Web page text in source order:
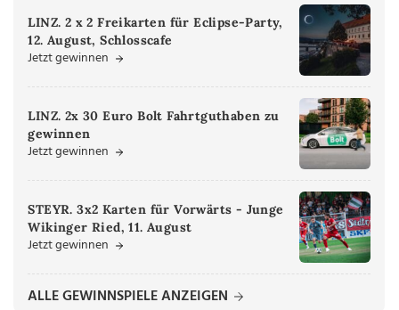
LINZ. 2 x 2 Freikarten für Eclipse-Party,
12. August, Schlosscafe
Jetzt gewinnen
LINZ. 2x 30 Euro Bolt Fahrtguthaben zu
gewinnen
Jetzt gewinnen
STEYR. 3x2 Karten für Vorwärts - Junge
Wikinger Ried, 11. August
Jetzt gewinnen
ALLE GEWINNSPIELE ANZEIGEN